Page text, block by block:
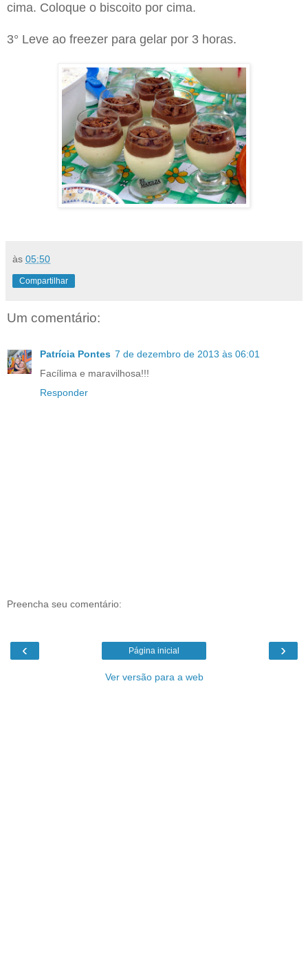
cima. Coloque o biscoito por cima.
3° Leve ao freezer para gelar por 3 horas.
às 05:50
Compartilhar
Um comentário:
Patrícia Pontes 7 de dezembro de 2013 às 06:01
Facílima e maravilhosa!!!
Responder
Preencha seu comentário:
‹ ›
Página inicial
Ver versão para a web